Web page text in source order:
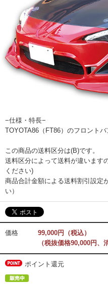
−仕様・特長−
TOYOTA86（FT86）のフロントバ
この商品の送料区分は(B)です。
送料区分によって送料が違います
ください)
商品合計金額による送料割引設定
い）
価格
99,000円（税込）
（税抜価格90,000円、
ポイント還元